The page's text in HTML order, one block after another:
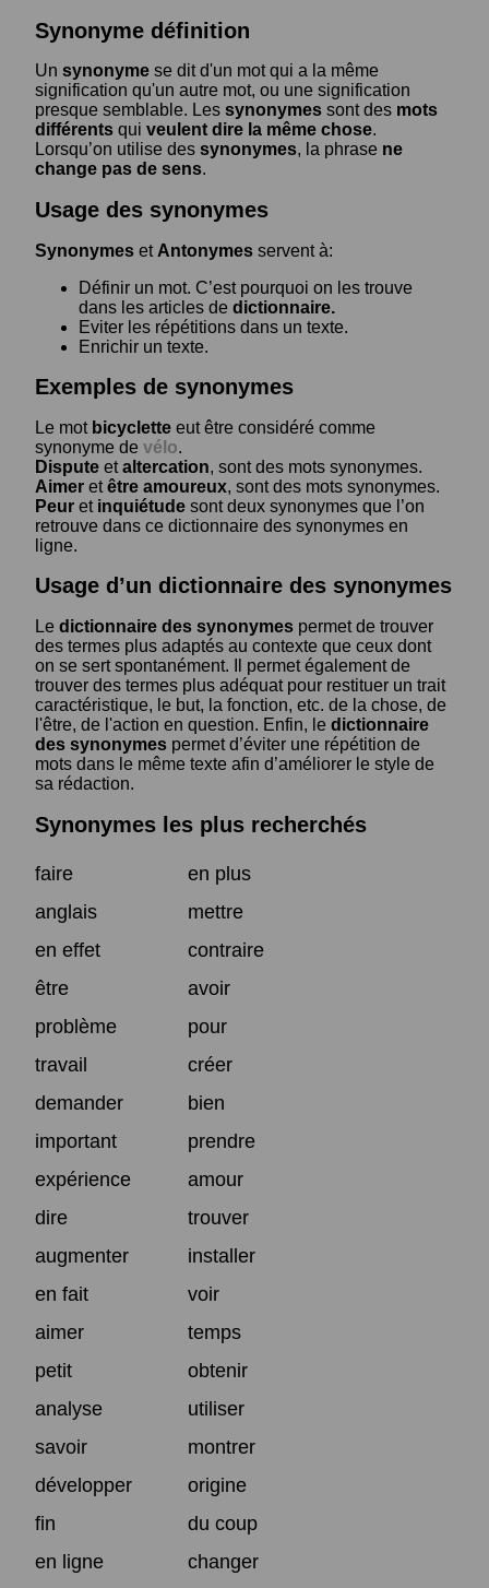
Synonyme définition
Un synonyme se dit d'un mot qui a la même
signification qu'un autre mot, ou une signification
presque semblable. Les synonymes sont des mots
différents qui veulent dire la même chose.
Lorsqu’on utilise des synonymes, la phrase ne
change pas de sens.
Usage des synonymes
Synonymes et Antonymes servent à:
Définir un mot. C’est pourquoi on les trouve
dans les articles de dictionnaire.
Eviter les répétitions dans un texte.
Enrichir un texte.
Exemples de synonymes
Le mot bicyclette eut être considéré comme
synonyme de vélo.
Dispute etaltercation, sont des mots synonymes.
Aimer etêtre amoureux, sont des mots synonymes.
Peur et inquiétude sont deux synonymes que l’on
retrouve dans ce dictionnaire des synonymes en
ligne.
Usage d’un dictionnaire des synonymes
Le dictionnaire des synonymes permet de trouver
des termes plus adaptés au contexte que ceux dont
on se sert spontanément. Il permet également de
trouver des termes plus adéquat pour restituer un trait
caractéristique, le but, la fonction, etc. de la chose, de
l'être, de l'action en question. Enfin, le dictionnaire
des synonymes permet d’éviter une répétition de
mots dans le même texte afin d’améliorer le style de
sa rédaction.
Synonymes les plus recherchés
faire
en plus
anglais
mettre
en effet
contraire
être
avoir
problème
pour
travail
créer
demander
bien
important
prendre
expérience
amour
dire
trouver
augmenter
installer
en fait
voir
aimer
temps
petit
obtenir
analyse
utiliser
savoir
montrer
développer
origine
fin
du coup
en ligne
changer